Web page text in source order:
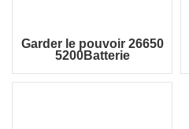
Garder le pouvoir 26650
5200Batterie
protégée mAh P2652C